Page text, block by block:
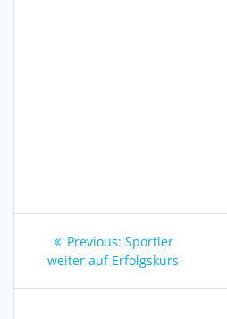
Previous: Previous
post:
Sportler
weiter auf Erfolgskurs